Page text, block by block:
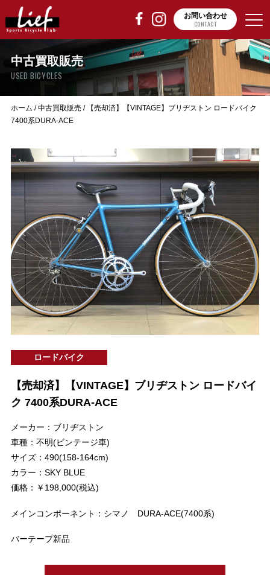
お問い合わせ
CONTACT
中古買取販売
USED BICYCLES
ホーム /中古買取販売/
【売却済】【VINTAGE】ブリヂストン ロードバイク
7400系DURA-ACE
ロードバイク
【売却済】【VINTAGE】ブリヂストン ロードバイ
ク 7400系DURA-ACE
メーカー：ブリヂストン
車種：不明(ビンテージ車)
サイズ：490(158-164cm)
カラー：SKY BLUE
価格：￥198,000(税込)
メインコンポーネント：シマノ DURA-ACE(7400系)
バーテープ新品